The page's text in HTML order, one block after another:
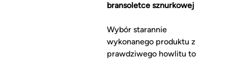
bransoletce sznurkowej
Wybór starannie
wykonanego produktu z
prawdziwego howlitu to